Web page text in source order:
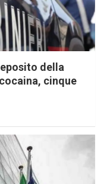
della
cinque